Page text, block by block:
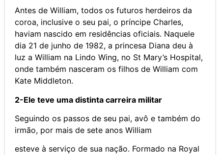
Antes de William, todos os futuros herdeiros da
coroa, inclusive o seu pai, o príncipe Charles,
haviam nascido em residências oficiais. Naquele
dia 21 de junho de 1982, a princesa Diana deu à
luz a William na Lindo Wing, no St Mary’s Hospital,
onde também nasceram os filhos de William com
Kate Middleton.
2-Ele teve uma distinta carreira militar
Seguindo os passos de seu pai, avô e também do
irmão, por mais de sete anos William
esteve à serviço de sua nação. Formado na Royal